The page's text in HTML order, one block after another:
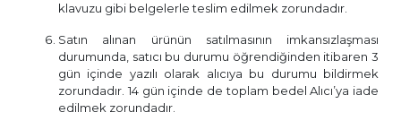
klavuzu gibi belgelerle teslim edilmek zorundadır.
Satın alınan ürünün satılmasının imkansızlaşması
durumunda, satıcı bu durumu öğrendiğinden itibaren 3
gün içinde yazılı olarak alıcıya bu durumu bildirmek
zorundadır. 14 gün içinde de toplam bedel Alıcı’ya iade
edilmek zorundadır.